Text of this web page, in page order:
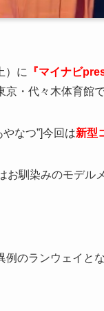
）に
『マイナビ
京・代々木体育館
やなつ”]今回は新型
お馴染みのモデル
のランウェイと